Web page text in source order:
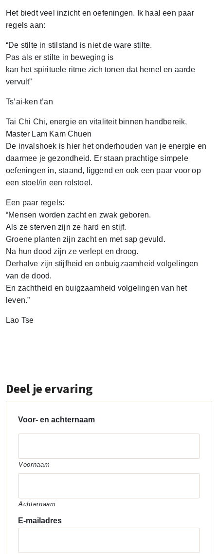
Het biedt veel inzicht en oefeningen. Ik haal een paar
regels aan:
“De stilte in stilstand is niet de ware stilte.
Pas als er stilte in beweging is
kan het spirituele ritme zich tonen dat hemel en aarde
vervult”
Ts’ai-ken t’an
Tai Chi Chi, energie en vitaliteit binnen handbereik,
Master Lam Kam Chuen
De invalshoek is hier het onderhouden van je energie en
daarmee je gezondheid. Er staan prachtige simpele
oefeningen in, staand, liggend en ook een paar voor op
een stoel/in een rolstoel.
Een paar regels:
“Mensen worden zacht en zwak geboren.
Als ze sterven zijn ze hard en stijf.
Groene planten zijn zacht en met sap gevuld.
Na hun dood zijn ze verlept en droog.
Derhalve zijn stijfheid en onbuigzaamheid volgelingen
van de dood.
En zachtheid en buigzaamheid volgelingen van het
leven.”
Lao Tse
Deel je ervaring
Voor- en achternaam
Voornaam
Achternaam
E-mailadres